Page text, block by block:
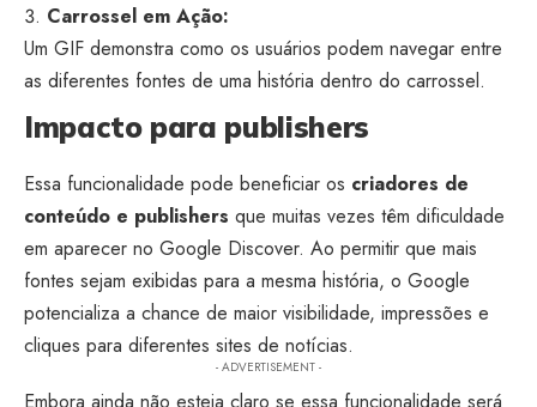
Carrossel em Ação:
Um GIF demonstra como os usuários podem navegar entre
as diferentes fontes de uma história dentro do carrossel.
Impacto para publishers
Essa funcionalidade pode beneficiar os criadores de
conteúdo e publishers que muitas vezes têm dificuldade
em aparecer no Google Discover. Ao permitir que mais
fontes sejam exibidas para a mesma história, o Google
potencializa a chance de maior visibilidade, impressões e
cliques para diferentes sites de notícias.
- ADVERTISEMENT -
Embora ainda não esteja claro se essa funcionalidade será